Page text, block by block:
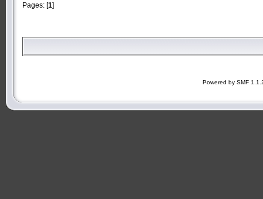
Pages: [1]
Powered by SMF